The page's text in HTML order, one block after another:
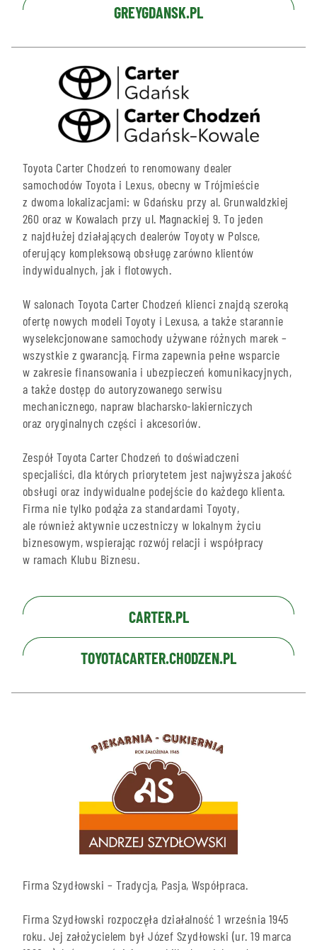
GREYGDANSK.PL
Toyota Carter Chodzeń to renomowany dealer
samochodów Toyota i Lexus, obecny w Trójmieście
z dwoma lokalizacjami: w Gdańsku przy al. Grunwaldzkiej
260 oraz w Kowalach przy ul. Magnackiej 9. To jeden
z najdłużej działających dealerów Toyoty w Polsce,
oferujący kompleksową obsługę zarówno klientów
indywidualnych, jak i flotowych.
W salonach Toyota Carter Chodzeń klienci znajdą szeroką
ofertę nowych modeli Toyoty i Lexusa, a także starannie
wyselekcjonowane samochody używane różnych marek –
wszystkie z gwarancją. Firma zapewnia pełne wsparcie
w zakresie finansowania i ubezpieczeń komunikacyjnych,
a także dostęp do autoryzowanego serwisu
mechanicznego, napraw blacharsko-lakierniczych
oraz oryginalnych części i akcesoriów.
Zespół Toyota Carter Chodzeń to doświadczeni
specjaliści, dla których priorytetem jest najwyższa jakość
obsługi oraz indywidualne podejście do każdego klienta.
Firma nie tylko podąża za standardami Toyoty,
ale również aktywnie uczestniczy w lokalnym życiu
biznesowym, wspierając rozwój relacji i współpracy
w ramach Klubu Biznesu.
CARTER.PL
TOYOTACARTER.CHODZEN.PL
Firma Szydłowski – Tradycja, Pasja, Współpraca.
Firma Szydłowski rozpoczęła działalność 1 września 1945
roku. Jej założycielem był Józef Szydłowski (ur. 19 marca